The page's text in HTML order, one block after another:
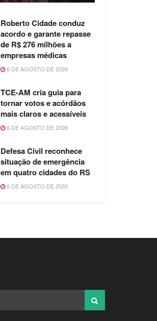
Roberto Cidade conduz
acordo e garante repasse
de R$ 276 milhões a
empresas médicas
6 DE AGOSTO DE 2026
TCE-AM cria guia para
tornar votos e acórdãos
mais claros e acessíveis
6 DE AGOSTO DE 2026
Defesa Civil reconhece
situação de emergência
em quatro cidades do RS
6 DE AGOSTO DE 2026